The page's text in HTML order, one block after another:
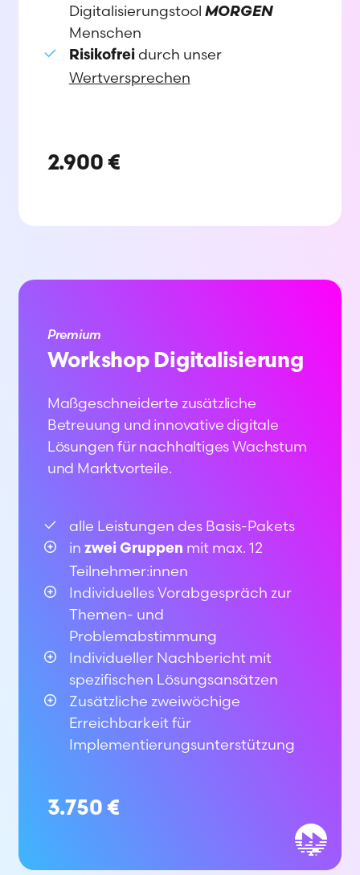
Digitalisierungstool MORGEN
Menschen
Risikofreidurch unser
Wertversprechen
2.900 €
Premium
Workshop Digitalisierung
Maßgeschneiderte zusätzliche
Betreuung und innovative digitale
Lösungen für nachhaltiges Wachstum
und Marktvorteile.
alle Leistungen des Basis-Pakets
in zwei Gruppen mit max. 12
Teilnehmer:innen
Individuelles Vorabgespräch zur
Themen- und
Problemabstimmung
Individueller Nachbericht mit
spezifischen Lösungsansätzen
Zusätzliche zweiwöchige
Erreichbarkeit für
Implementierungs­unterstützung
3.750 €